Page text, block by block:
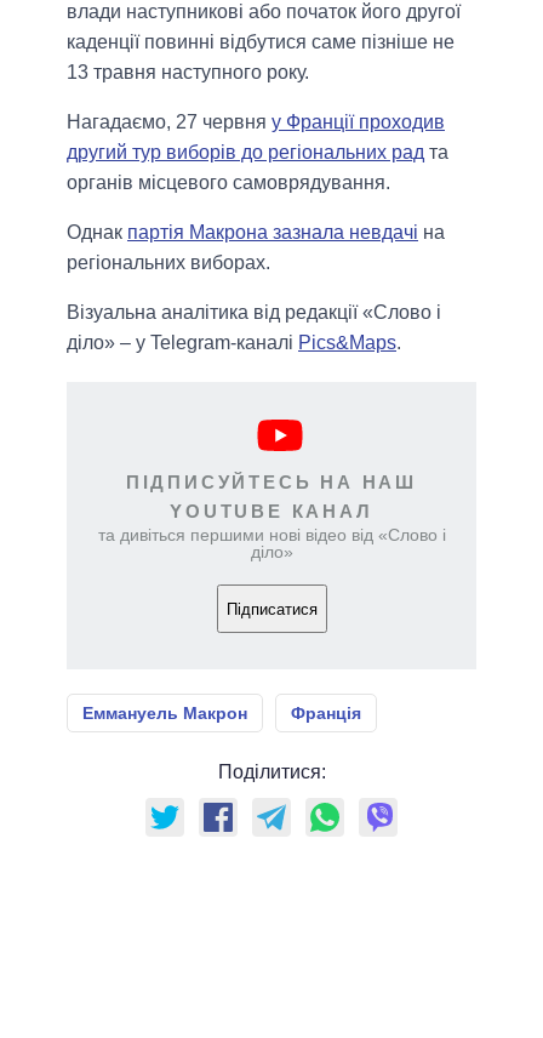
влади наступникові або початок його другої
каденції повинні відбутися саме пізніше не
13 травня наступного року.
Нагадаємо, 27 червня у Франції проходив
другий тур виборів до регіональних рад та
органів місцевого самоврядування.
Однак партія Макрона зазнала невдачі на
регіональних виборах.
Візуальна аналітика від редакції «Слово і
діло» – у Telegram-каналі Pics&Maps.
ПІДПИСУЙТЕСЬ НА НАШ
YOUTUBE КАНАЛ
та дивіться першими нові відео від «Слово і
діло»
Підписатися
Еммануель Макрон Франція
Поділитися: